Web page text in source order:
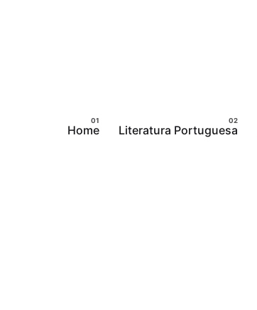
Home Literatura Portuguesa